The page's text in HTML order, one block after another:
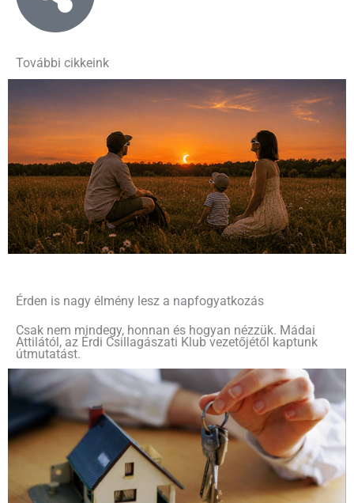
További cikkeink
Érden is nagy élmény lesz a napfogyatkozás
Csak nem mindegy, honnan és hogyan nézzük. Mádai
Attilától, az Érdi Csillagászati Klub vezetőjétől kaptunk
útmutatást.